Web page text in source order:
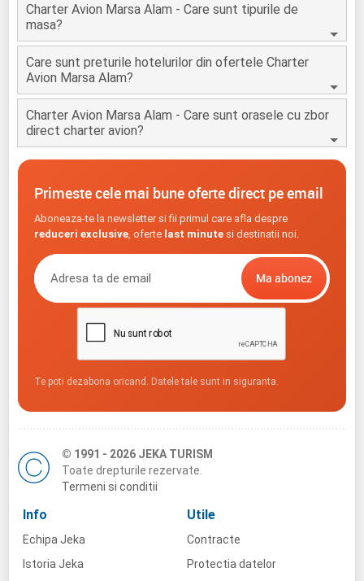
Charter Avion Marsa Alam - Care sunt tipurile de
masa?
Care sunt preturile hotelurilor din ofertele Charter
Avion Marsa Alam?
Charter Avion Marsa Alam - Care sunt orasele cu zbor
direct charter avion?
Primeste cele mai bune oferte direct pe email
Aboneaza-te la newsletter si fii primul care afla despre
reduceri exclusive, oferte last minutesi destinatii noi.
Te poti dezabona oricand. Datele tale sunt in siguranta.
© 1991 - 2026 JEKA TURISM
Toate drepturile rezervate.
Termeni si conditii
Info
Echipa Jeka
Istoria Jeka
Utile
Contracte
Protectia datelor